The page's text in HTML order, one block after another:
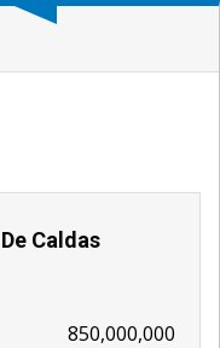
Caldas
850,000,000